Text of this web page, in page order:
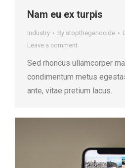
Nam eu ex turpis
Industry By stopthegenocide
Leave a comment
Sed rhoncus ullamcorper
condimentum metus
ante, vitae pretium lacus.